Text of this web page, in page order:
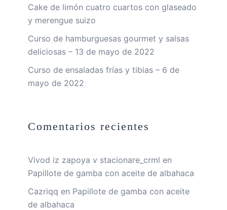
Cake de limón cuatro cuartos con glaseado
y merengue suizo
Curso de hamburguesas gourmet y salsas
deliciosas – 13 de mayo de 2022
Curso de ensaladas frías y tibias – 6 de
mayo de 2022
Comentarios recientes
Vivod iz zapoya v stacionare_crml en
Papillote de gamba con aceite de albahaca
Cazriqq en Papillote de gamba con aceite
de albahaca